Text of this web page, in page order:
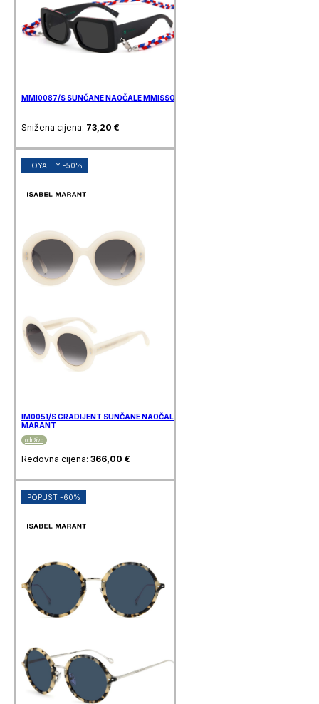
MMI0087/S SUNČANE NAOČALE MMISSONI
Snižena cijena: 73,20 €
LOYALTY -50%
IM0051/S GRADIJENT SUNČANE NAOČALE ISABEL
MARANT
održivo
Redovna cijena: 366,00 €
POPUST -60%